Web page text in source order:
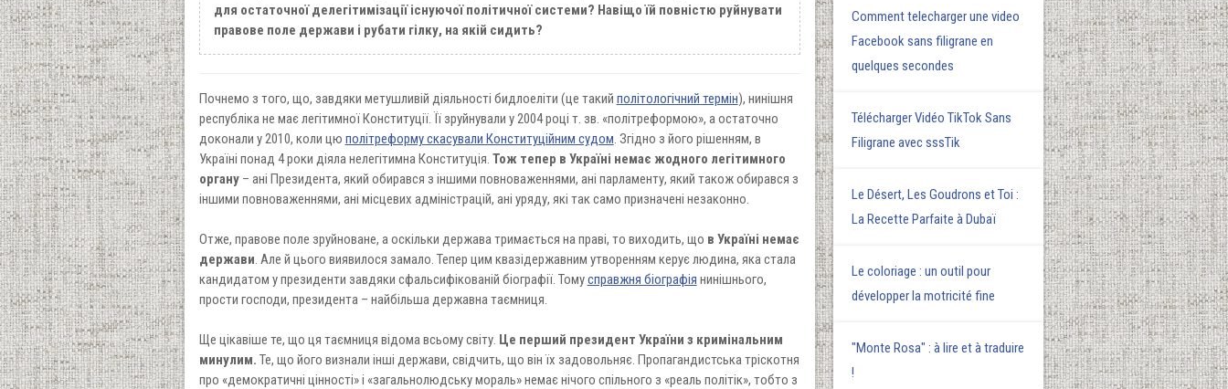
для остаточної делегітимізації існуючої політичної системи? Навіщо їй повністю руйнувати
правове поле держави і рубати гілку, на якій сидить?
Почнемо з того, що, завдяки метушливій діяльності бидлоеліти (це такий політологічний термін), нинішня
республіка не має легітимної Конституції. Її зруйнували у 2004 році т. зв. «політреформою», а остаточно
доконали у 2010, коли цю політреформу скасували Конституційним судом. Згідно з його рішенням, в
Україні понад 4 роки діяла нелегітимна Конституція. Тож тепер в Україні немає жодного легітимного
органу– ані Президента, який обирався з іншими повноваженнями, ані парламенту, який також обирався з
іншими повноваженнями, ані місцевих адміністрацій, ані уряду, які так само призначені незаконно.
Отже, правове поле зруйноване, а оскільки держава тримається на праві, то виходить, що в Україні немає
держави. Але й цього виявилося замало. Тепер цим квазідержавним утворенням керує людина, яка стала
кандидатом у президенти завдяки сфальсифікованій біографії. Томусправжня біографія нинішнього,
прости господи, президента – найбільша державна таємниця.
Ще цікавіше те, що ця таємниця відома всьому світу. Це перший президент України з кримінальним
минулим. Те, що його визнали інші держави, свідчить, що він їх задовольняє. Пропагандистська тріскотня
про «демократичні цінності» і «загальнолюдську мораль» немає нічого спільного з «реаль політік», тобто з
Comment telecharger une video
Facebook sans filigrane en
quelques secondes
Télécharger Vidéo TikTok Sans
Filigrane avec sssTik
Le Désert, Les Goudrons et Toi :
La Recette Parfaite à Dubaï
Le coloriage : un outil pour
développer la motricité fine
"Monte Rosa" : à lire et à traduire
!